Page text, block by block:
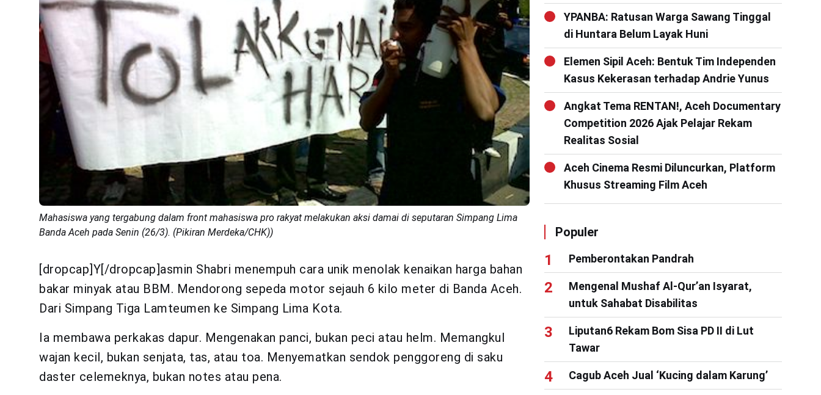
Mahasiswa yang tergabung dalam front mahasiswa pro rakyat melakukan aksi damai di seputaran Simpang Lima
Banda Aceh pada Senin (26/3). (Pikiran Merdeka/CHK))
[dropcap]Y[/dropcap]asmin Shabri menempuh cara unik menolak kenaikan harga bahan
bakar minyak atau BBM. Mendorong sepeda motor sejauh 6 kilo meter di Banda Aceh.
Dari Simpang Tiga Lamteumen ke Simpang Lima Kota.
Ia membawa perkakas dapur. Mengenakan panci, bukan peci atau helm. Memangkul
wajan kecil, bukan senjata, tas, atau toa. Menyematkan sendok penggoreng di saku
daster celemeknya, bukan notes atau pena.
YPANBA: Ratusan Warga Sawang Tinggal
di Huntara Belum Layak Huni
Elemen Sipil Aceh: Bentuk Tim Independen
Kasus Kekerasan terhadap Andrie Yunus
Angkat Tema RENTAN!, Aceh Documentary
Competition 2026 Ajak Pelajar Rekam
Realitas Sosial
Aceh Cinema Resmi Diluncurkan, Platform
Khusus Streaming Film Aceh
Populer
Pemberontakan Pandrah
Mengenal Mushaf Al-Qur’an Isyarat,
untuk Sahabat Disabilitas
Liputan6 Rekam Bom Sisa PD II di Lut
Tawar
Cagub Aceh Jual ‘Kucing dalam Karung’